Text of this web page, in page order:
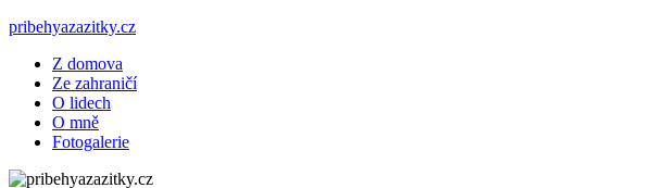
Skip
content
pribehyazazitky.cz
– karavenem napříč světem
Z domova
Ze zahraničí
O lidech
O mně
Fotogalerie